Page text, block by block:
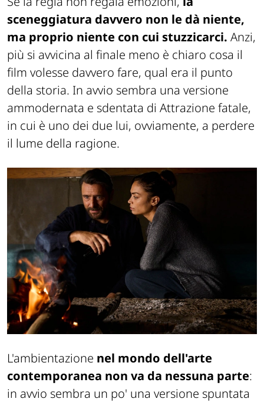
sceneggiatura davvero non le dà niente,
ma proprio niente con cui stuzzicarci. Anzi,
più si avvicina al finale meno è chiaro cosa il
film volesse davvero fare, qual era il punto
della storia. In avvio sembra una versione
ammodernata e sdentata di Attrazione fatale,
in cui è uno dei due lui, ovviamente, a perdere
il lume della ragione.
L'ambientazione nel mondo dell'arte
contemporanea non va da nessuna parte:
in avvio sembra un po' una versione spuntata